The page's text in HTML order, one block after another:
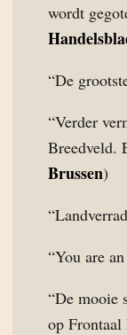
wordt
“De
“Verder
Breedveld.
Brussen)
“You are
“De mooie
op Frontaal